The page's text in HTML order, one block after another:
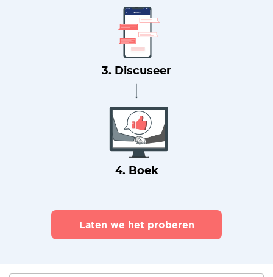
3. Discuseer
4. Boek
Laten we het proberen